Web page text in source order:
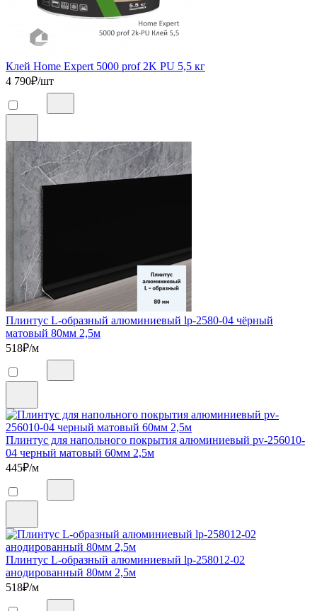
Клей Home Expert 5000 prof 2K PU 5,5 кг
4 790₽/шт
Плинтус L-образный алюминиевый lp-2580-04 чёрный
матовый 80мм 2,5м
518₽/м
Плинтус для напольного покрытия алюминиевый pv-256010-
04 черный матовый 60мм 2,5м
445₽/м
Плинтус L-образный алюминиевый lp-258012-02
анодированный 80мм 2,5м
518₽/м